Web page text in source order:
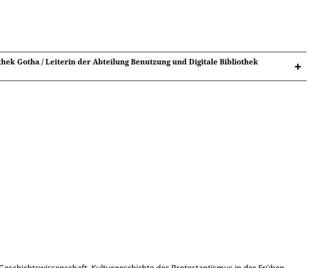
Gotha / Leiterin der Abteilung Benutzung und Digitale Bibliothek